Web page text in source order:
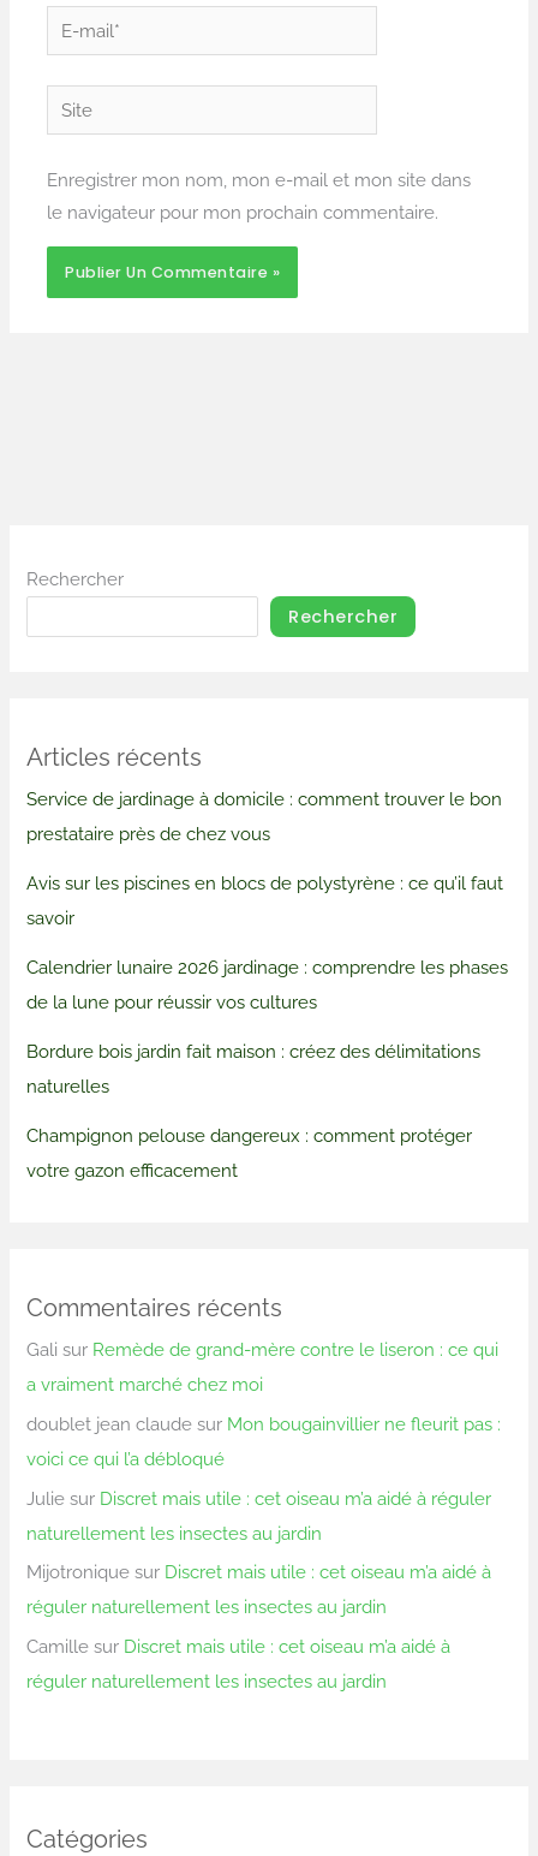
E-
mail*
Site
Enregistrer mon nom, mon e-mail et mon site dans
le navigateur pour mon prochain commentaire.
Rechercher
Rechercher
Articles récents
Service de jardinage à domicile : comment trouver le bon
prestataire près de chez vous
Avis sur les piscines en blocs de polystyrène : ce qu’il faut
savoir
Calendrier lunaire 2026 jardinage : comprendre les phases
de la lune pour réussir vos cultures
Bordure bois jardin fait maison : créez des délimitations
naturelles
Champignon pelouse dangereux : comment protéger
votre gazon efficacement
Commentaires récents
Gali sur Remède de grand-mère contre le liseron : ce qui
a vraiment marché chez moi
doublet jean claude sur Mon bougainvillier ne fleurit pas :
voici ce qui l’a débloqué
Julie sur Discret mais utile : cet oiseau m’a aidé à réguler
naturellement les insectes au jardin
Mijotronique sur Discret mais utile : cet oiseau m’a aidé à
réguler naturellement les insectes au jardin
Camille sur Discret mais utile : cet oiseau m’a aidé à
réguler naturellement les insectes au jardin
Catégories